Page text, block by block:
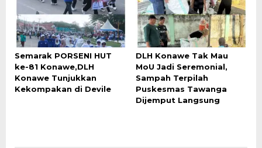
Semarak PORSENI HUT
ke-81 Konawe,DLH
Konawe Tunjukkan
Kekompakan di Devile
DLH Konawe Tak Mau
MoU Jadi Seremonial,
Sampah Terpilah
Puskesmas Tawanga
Dijemput Langsung